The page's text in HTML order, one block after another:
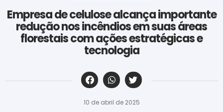
Empresa de celulose alcança importante
redução nos incêndios em suas áreas
florestais com ações estratégicas e
tecnologia
‎ ‎ ‎ ‎ ‎ ‎ ‎ ‎ ‎ ‎ ‎ ‎ ‎ ‎ ‎ ‎ ‎ ‎ ‎ ‎ ‎ ‎ ‎ ‎ ‎ ‎ ‎ ‎ ‎ ‎ ‎
10 de abril de 2025